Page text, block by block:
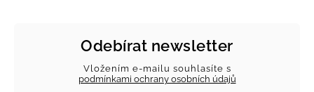
Odebírat newsletter
Vložením e-mailu souhlasíte s
podmínkami ochrany osobních údajů